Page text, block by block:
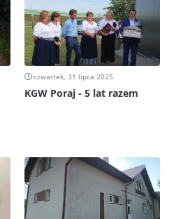
czwartek, 31 lipca 2025
KGW Poraj - 5 lat razem